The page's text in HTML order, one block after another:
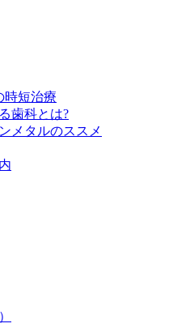
時短治療
歯科とは?
メタルのススメ